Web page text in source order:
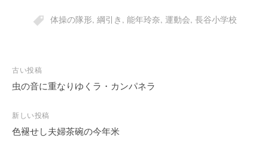
体操の隊形, 綱引き , 能年玲奈, 運動会, 長谷小学校
投
稿
ビ
ゲ
古い投稿
虫の音に重なりゆくラ・カンパネラ
新しい投稿
色褪せし夫婦茶碗の今年米